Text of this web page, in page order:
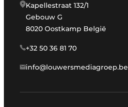
Kapellestraat 132/1
Gebouw G
8020 Oostkamp België
+32 50 36 81 70
info@louwersmediagroep.be